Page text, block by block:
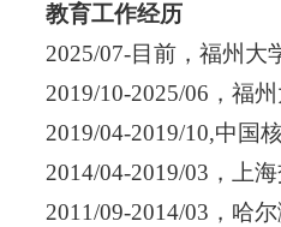
教育工作经历
2025/07-目前，福州大
2019/10-2025/06，福
2019/04-2019/10,中国
2014/04-2019/03，上
2011/09-2014/03，哈